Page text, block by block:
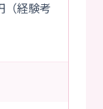
（経験考